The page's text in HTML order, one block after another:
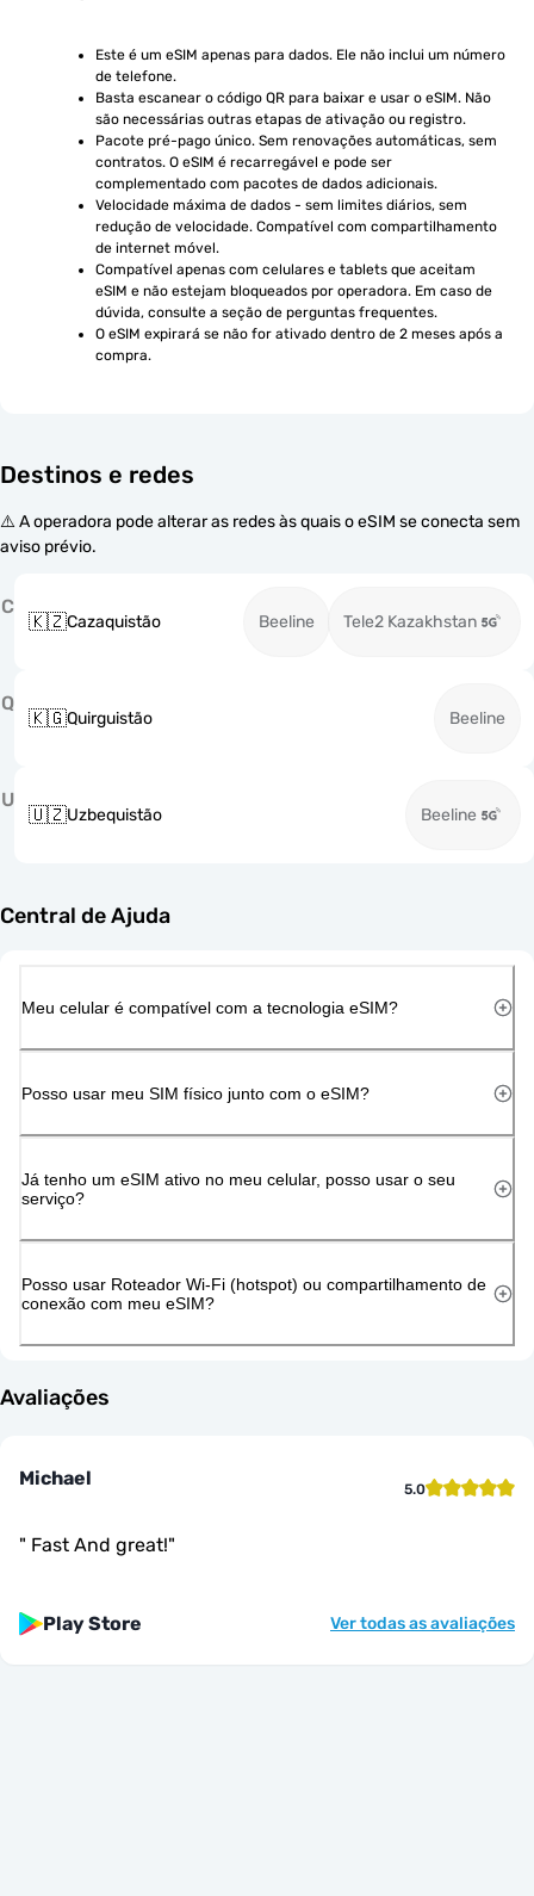
Este é um eSIM apenas para dados. Ele não inclui um número
de telefone.
Basta escanear o código QR para baixar e usar o eSIM. Não
são necessárias outras etapas de ativação ou registro.
Pacote pré-pago único. Sem renovações automáticas, sem
contratos. O eSIM é recarregável e pode ser
complementado com pacotes de dados adicionais.
Velocidade máxima de dados - sem limites diários, sem
redução de velocidade. Compatível com compartilhamento
de internet móvel.
Compatível apenas com celulares e tablets que aceitam
eSIM e não estejam bloqueados por operadora. Em caso de
dúvida, consulte a seção de perguntas frequentes.
O eSIM expirará se não for ativado dentro de 2 meses após a
compra.
Destinos e redes
⚠️ A operadora pode alterar as redes às quais o eSIM se conecta sem
aviso prévio.
C
🇰🇿Cazaquistão Beeline Tele2 Kazakhstan
Q
🇰🇬Quirguistão Beeline
U
🇺🇿Uzbequistão Beeline
Central de Ajuda
Meu celular é compatível com a tecnologia eSIM?
Posso usar meu SIM físico junto com o eSIM?
Já tenho um eSIM ativo no meu celular, posso usar o seu
serviço?
Posso usar Roteador Wi-Fi (hotspot) ou compartilhamento de
conexão com meu eSIM?
Avaliações
Michael 5.0
" Fast And great!"
Play Store Ver todas as avaliações